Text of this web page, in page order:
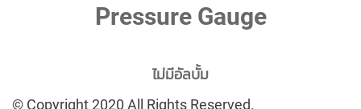
Pressure Gauge
ไม่มีอัลบั้ม
© Copyright 2020 All Rights Reserved.